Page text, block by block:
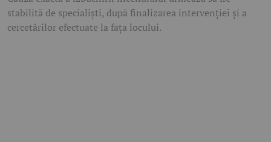
stabilită de specialiști, după finalizarea intervenției și a
cercetărilor efectuate la fața locului.